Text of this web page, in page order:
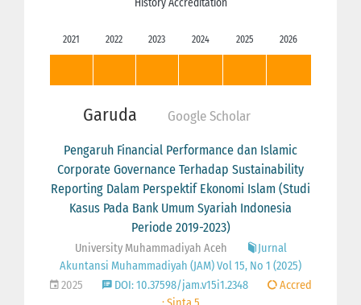
2021 2022 2023 2024 2025 2026
Garuda Google Scholar
Pengaruh Financial Performance dan Islamic
Corporate Governance Terhadap Sustainability
Reporting Dalam Perspektif Ekonomi Islam (Studi
Kasus Pada Bank Umum Syariah Indonesia
Periode 2019-2023)
University Muhammadiyah Aceh
Jurnal
Akuntansi Muhammadiyah (JAM) Vol 15, No 1 (2025)
2025
DOI: 10.37598/jam.v15i1.2348
Accred